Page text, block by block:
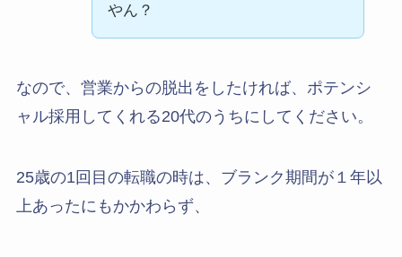
やん？
なので、営業からの脱出をしたければ、ポテンシ
ャル採用してくれる20代のうちにしてください。
25歳の1回目の転職の時は、ブランク期間が１年以
上あったにもかかわらず、